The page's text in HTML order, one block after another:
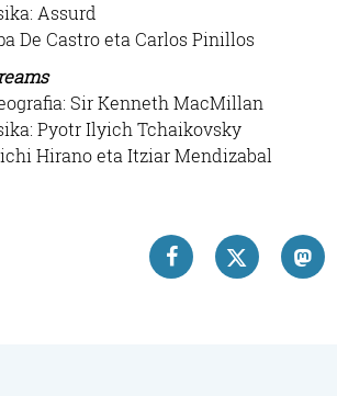
Assurd
De Castro eta Carlos Pinillos
Sir Kenneth MacMillan
Pyotr Ilyich Tchaikovsky
Hirano eta Itziar Mendizabal